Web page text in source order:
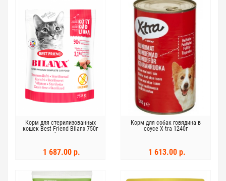
Корм для стерилизованных
кошек Best Friend Bilanx 750г
курица без зерновых
1 687.00 р.
Корм ​​для собак говядина в
соусе X-tra 1240г
1 613.00 р.